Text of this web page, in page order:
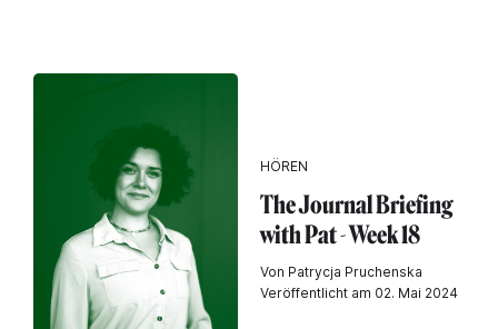
HÖREN
The Journal Briefing
with Pat - Week 18
Von Patrycja Pruchenska
Veröffentlicht am 02. Mai 2024